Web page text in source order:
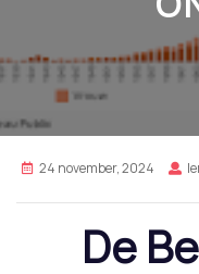
24 november, 2024
De